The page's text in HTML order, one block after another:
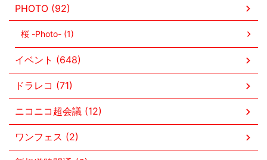
PHOTO (92)
桜 -Photo- (1)
イベント (648)
ドラレコ (71)
ニコニコ超会議 (12)
ワンフェス (2)